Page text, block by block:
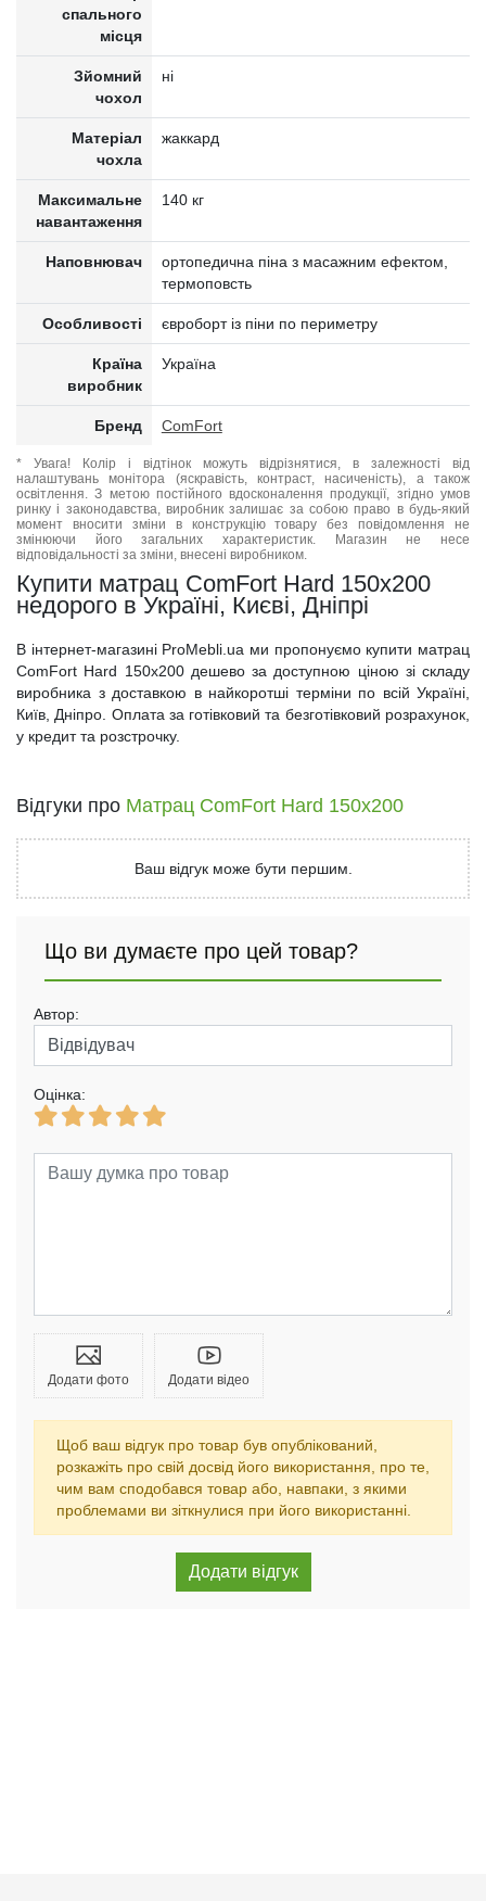
спального
місця
Зйомний
чохол
ні
Матеріал
чохла
жаккард
Максимальне
навантаження
140 кг
Наповнювач
ортопедична піна з масажним ефектом,
термоповсть
Особливості євроборт із піни по периметру
Країна
виробник
Україна
Бренд ComFort
* Увага! Колір і відтінок можуть відрізнятися, в залежності від
налаштувань монітора (яскравість, контраст, насиченість), а також
освітлення. З метою постійного вдосконалення продукції, згідно умов
ринку і законодавства, виробник залишає за собою право в будь-який
момент вносити зміни в конструкцію товару без повідомлення не
змінюючи його загальних характеристик. Магазин не несе
відповідальності за зміни, внесені виробником.
Купити матрац ComFort Hard 150x200
недорого в Україні, Києві, Дніпрі
В інтернет-магазині ProMebli.ua ми пропонуємо купити матрац
ComFort Hard 150x200 дешево за доступною ціною зі складу
виробника з доставкою в найкоротші терміни по всій Україні,
Київ, Дніпро. Оплата за готівковий та безготівковий розрахунок,
у кредит та розстрочку.
Відгуки про Матрац ComFort Hard 150x200
Ваш відгук може бути першим.
Що ви думаєте про цей товар?
Автор:
Оцінка:
Додати фото Додати відео
Щоб ваш відгук про товар був опублікований,
розкажіть про свій досвід його використання, про те,
чим вам сподобався товар або, навпаки, з якими
проблемами ви зіткнулися при його використанні.